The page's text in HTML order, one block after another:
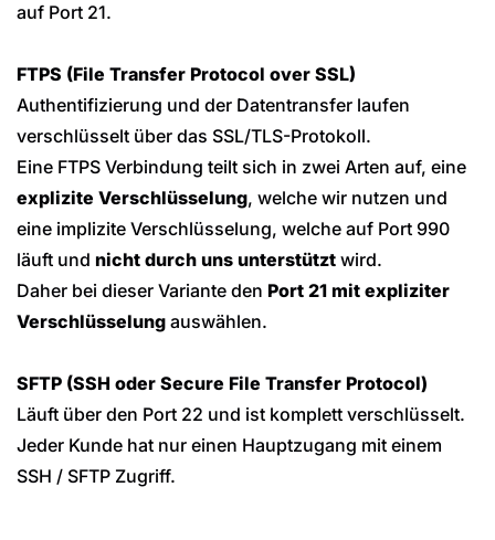
auf Port 21.
FTPS (File Transfer Protocol over SSL)
Authentifizierung und der Datentransfer laufen
verschlüsselt über das SSL/TLS-Protokoll.
Eine FTPS Verbindung teilt sich in zwei Arten auf, eine
explizite Verschlüsselung, welche wir nutzen und
eine implizite Verschlüsselung, welche auf Port 990
läuft und nicht durch uns unterstützt wird.
Daher bei dieser Variante den Port 21 mit expliziter
Verschlüsselung auswählen.
SFTP (SSH oder Secure File Transfer Protocol)
Läuft über den Port 22 und ist komplett verschlüsselt.
Jeder Kunde hat nur einen Hauptzugang mit einem
SSH / SFTP Zugriff.